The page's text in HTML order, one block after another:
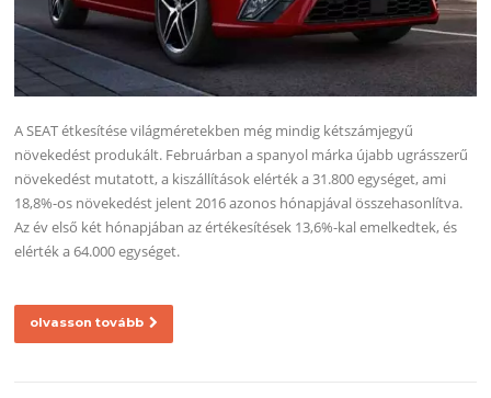
A SEAT étkesítése világméretekben még mindig kétszámjegyű
növekedést produkált. Februárban a spanyol márka újabb ugrásszerű
növekedést mutatott, a kiszállítások elérték a 31.800 egységet, ami
18,8%-os növekedést jelent 2016 azonos hónapjával összehasonlítva.
Az év első két hónapjában az értékesítések 13,6%-kal emelkedtek, és
elérték a 64.000 egységet.
olvasson tovább